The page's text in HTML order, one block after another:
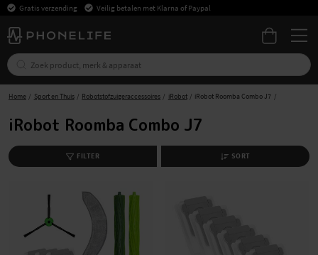
Gratis verzending Veilig betalen met Klarna of Paypal
Home Sport en Thuis Robotstofzuigeraccessoires iRobot iRobot Roomba Combo J7
iRobot Roomba Combo J7
FILTER SORT